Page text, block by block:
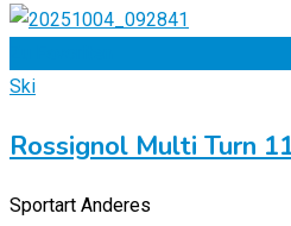
Ski
Rossignol Multi Turn
Sportart Anderes